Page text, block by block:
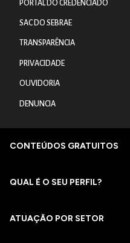
PORTAL DO CREDENCIADO
SAC DO SEBRAE
TRANSPARÊNCIA
PRIVACIDADE
OUVIDORIA
DENUNCIA
CONTEÚDOS GRATUITOS
QUAL É O SEU PERFIL?
ATUAÇÃO POR SETOR